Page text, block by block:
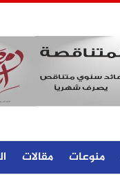
منوعات مقالات